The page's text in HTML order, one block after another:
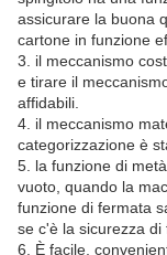
assicurare la buona
cartone in funzione
3. il meccanismo
e tirare il
affidabili.
4. il meccanismo
categorizzazione è
5. la funzione di
vuoto, quando la
funzione di fermata
se c'è la sicurezza di
6. È facile,